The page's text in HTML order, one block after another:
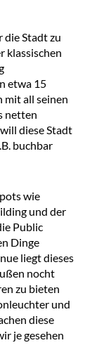
die Stadt zu
klassischen
etwa 15
all seinen
netten
diese Stadt
buchbar
wie
und der
Public
Dinge
liegt dieses
nocht
zu bieten
und
diese
je gesehen